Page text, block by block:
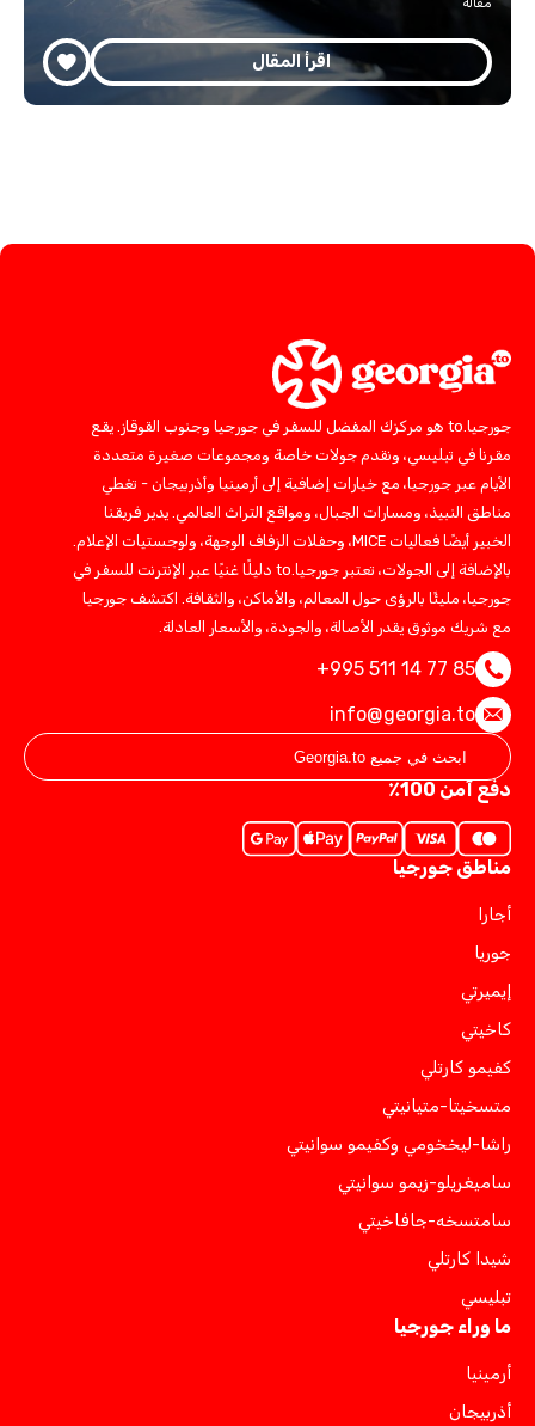
اقرأ المقال
جورجيا.to هو مركزك المفضل للسفر في جورجيا وجنوب القوقاز. يقع
مقرنا في تبليسي، ونقدم جولات خاصة ومجموعات صغيرة متعددة
الأيام عبر جورجيا، مع خيارات إضافية إلى أرمينيا وأذربيجان - تغطي
مناطق النبيذ، ومسارات الجبال، ومواقع التراث العالمي. يدير فريقنا
الخبير أيضًا فعاليات MICE، وحفلات الزفاف الوجهة، ولوجستيات الإعلام.
بالإضافة إلى الجولات، تعتبر جورجيا.to دليلًا غنيًا عبر الإنترنت للسفر في
جورجيا، مليئًا بالرؤى حول المعالم، والأماكن، والثقافة. اكتشف جورجيا
مع شريك موثوق يقدر الأصالة، والجودة، والأسعار العادلة.
+995 511 14 77 85
info@georgia.to
دفع آمن 100٪
مناطق جورجيا
أجارا
جوريا
إيميرتي
كاخيتي
كفيمو كارتلي
متسخيتا-متيانيتي
راشا-ليخخومي وكفيمو سوانيتي
ساميغريلو-زيمو سوانيتي
سامتسخه-جافاخيتي
شيدا كارتلي
تبليسي
ما وراء جورجيا
أرمينيا
أذربيجان